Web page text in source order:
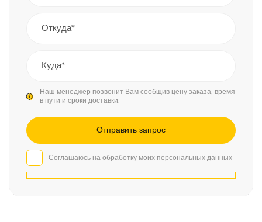
Наш менеджер позвонит Вам сообщив цену заказа, время
в пути и сроки доставки.
Соглашаюсь на обработку моих персональных данных